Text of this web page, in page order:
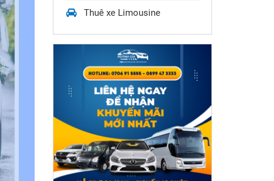
Thuê xe Limousine